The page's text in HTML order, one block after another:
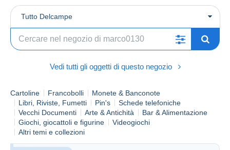
Tutto Delcampe
Vedi tutti gli oggetti di questo negozio
Cartoline Francobolli
Monete & Banconote
Libri, Riviste, Fumetti
Pin's
Schede telefoniche
Vecchi Documenti
Arte & Antichità
Bar & Alimentazione
Giochi, giocattoli e figurine
Videogiochi
Altri temi e collezioni